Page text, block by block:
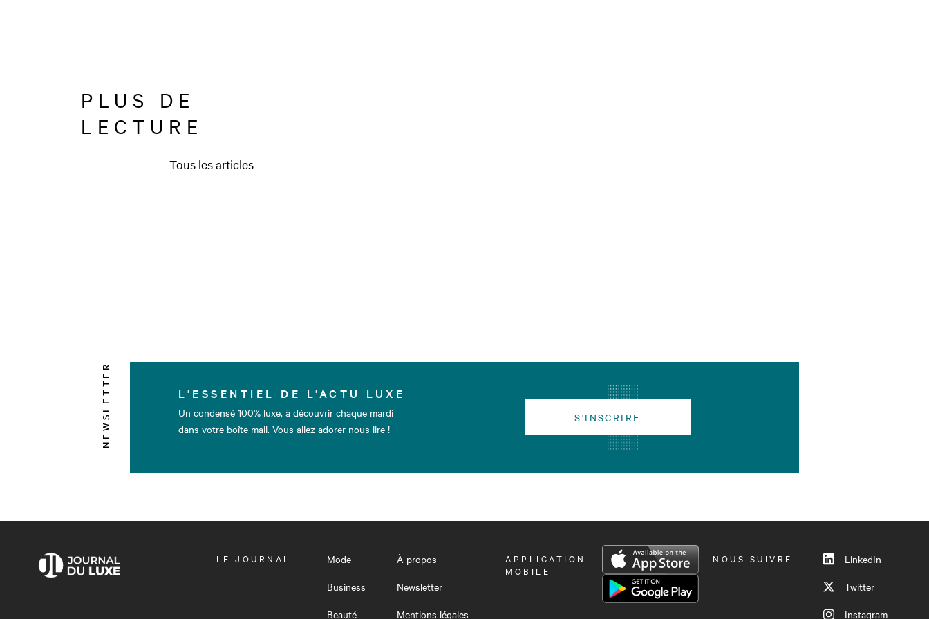
PLUS DE
LECTURE
Tous les articles
NEWSLETTER L’ESSENTIEL DE L’ACTU LUXE
Un condensé 100% luxe, à découvrir chaque mardi
dans votre boîte mail. Vous allez adorer nous lire !
S'INSCRIRE
OUVRIR
LE JOURNAL
Mode
Business
Beauté
À propos
Newsletter
Mentions légales
OUVRIR
LE
APPLICATION
MOBILE
NOUS SUIVRE
LinkedIn
Twitter
Instagram